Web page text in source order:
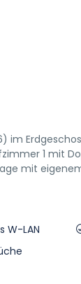
1 mit
mit
W-LAN